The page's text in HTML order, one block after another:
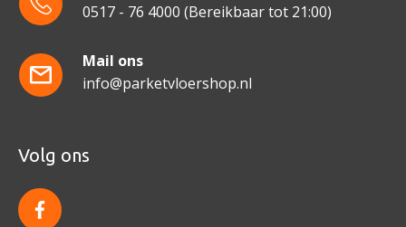
0517 - 76 4000 (Bereikbaar tot 21:00)
Mail ons
info@parketvloershop.nl
Volg ons
f